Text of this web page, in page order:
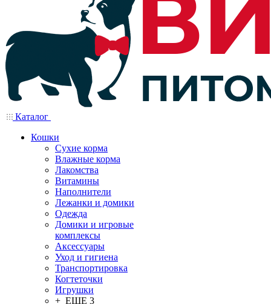
Каталог
Кошки
Сухие корма
Влажные корма
Лакомства
Витамины
Наполнители
Лежанки и домики
Одежда
Домики и игровые
комплексы
Аксессуары
Уход и гигиена
Транспортировка
Когтеточки
Игрушки
+ ЕЩЕ 3